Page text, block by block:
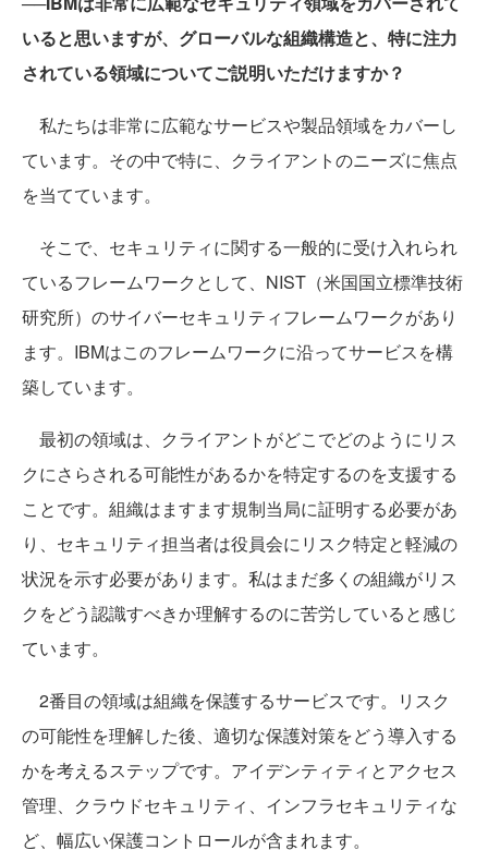
いると思いますが、グローバルな組織構造と、特に注力
されている領域についてご説明いただけますか？
私たちは非常に広範なサービスや製品領域をカバーし
ています。その中で特に、クライアントのニーズに焦点
を当てています。
そこで、セキュリティに関する一般的に受け入れられ
ているフレームワークとして、NIST（米国国立標準技術
研究所）のサイバーセキュリティフレームワークがあり
ます。IBMはこのフレームワークに沿ってサービスを構
築しています。
最初の領域は、クライアントがどこでどのようにリス
クにさらされる可能性があるかを特定するのを支援する
ことです。組織はますます規制当局に証明する必要があ
り、セキュリティ担当者は役員会にリスク特定と軽減の
状況を示す必要があります。私はまだ多くの組織がリス
クをどう認識すべきか理解するのに苦労していると感じ
ています。
2番目の領域は組織を保護するサービスです。リスク
の可能性を理解した後、適切な保護対策をどう導入する
かを考えるステップです。アイデンティティとアクセス
管理、クラウドセキュリティ、インフラセキュリティな
ど、幅広い保護コントロールが含まれます。